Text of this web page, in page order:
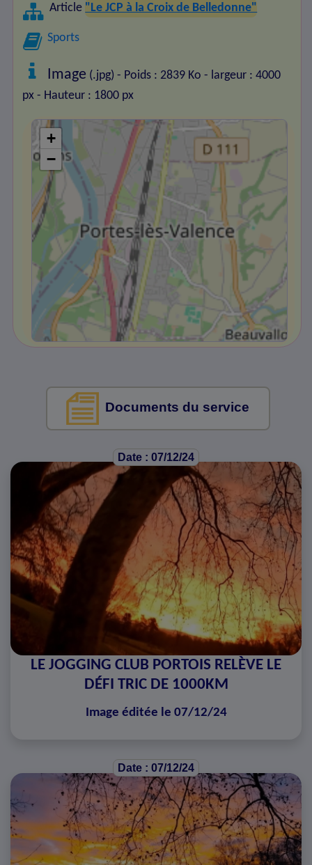
Article "Le JCP à la Croix de Belledonne"
Sports
Image (.jpg) - Poids : 2839 Ko - largeur : 4000
px - Hauteur : 1800 px
+
−
Documents du service
Date : 07/12/24
LE JOGGING CLUB PORTOIS RELÈVE LE
DÉFI TRIC DE 1000KM
Image éditée le 07/12/24
Date : 07/12/24